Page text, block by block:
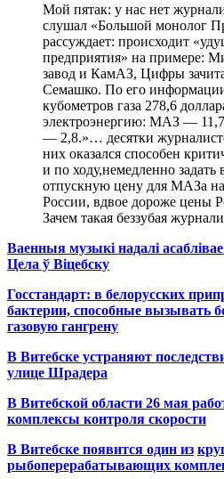
Мой пятак: у нас нет
слушал «Большой монолог
рассуждает: происходит
предприятия» на примере:
завод и КамАЗ, Цифры
Семашко. По его
кубометров газа 278,6
электроэнергию: МАЗ —
— 2,8.»… десятки
них оказался способен
и по ходу,немедленно задать
отпускную цену для МАЗа
России, вдвое дороже цены
Зачем такая беззубая
Ваенныя музыкі надалі
Цела ў Віцебску
Госстандарт: в белорусских
бактерии, способные вызывать
газовую гангрену
В Витебске устраняют
улице Шрадера
В Витебской области 26 мая
комплексы контроля скорости
В Витебске появится один из
рыбоперерабатывающих